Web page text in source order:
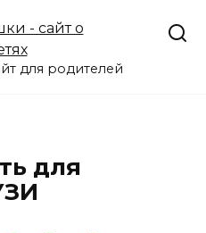
для родителей
для